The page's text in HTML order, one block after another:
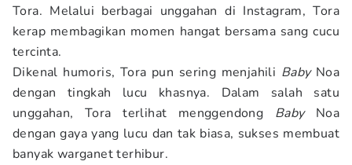
Tora. Melalui berbagai unggahan di Instagram, Tora
kerap membagikan momen hangat bersama sang cucu
tercinta.
Dikenal humoris, Tora pun sering menjahili BabyNoa
dengan tingkah lucu khasnya. Dalam salah satu
unggahan, Tora terlihat menggendong BabyNoa
dengan gaya yang lucu dan tak biasa, sukses membuat
banyak warganet terhibur.